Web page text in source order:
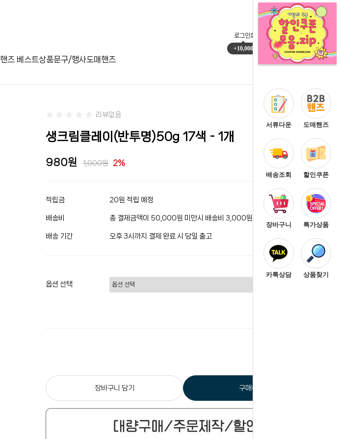
로그인회원가입
+10,000
마이페이지 주문배송
핸즈 베스트상품문구/행사도매핸즈 0
서류다운 도매핸즈
배송조회 할인쿠폰
장바구니 특가상품
카톡상담 상품찾기
리뷰없음
생크림클레이(반투명)50g 17색 - 1개
980 1,000 2%
적립금 20원 적립 예정
배송비 총 결제금액이 50,000원 미만시 배송비 3,000원이 청구됩니다.
배송 기간 오후 3시까지 결제 완료 시 당일 출고
옵션 선택
장바구니 담기 구매하기